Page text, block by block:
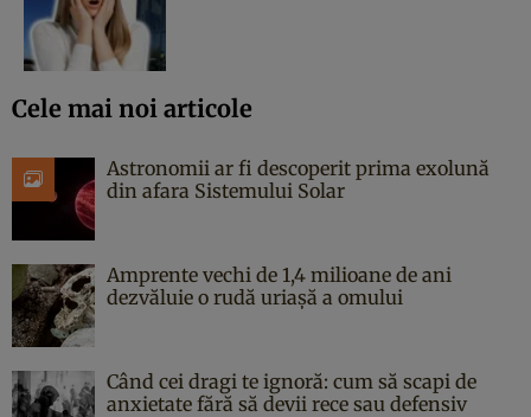
Cele mai noi articole
Astronomii ar fi descoperit prima exolună
din afara Sistemului Solar
Amprente vechi de 1,4 milioane de ani
dezvăluie o rudă uriașă a omului
Când cei dragi te ignoră: cum să scapi de
anxietate fără să devii rece sau defensiv